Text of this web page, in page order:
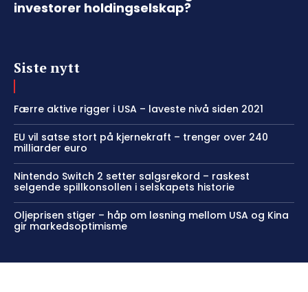
investorer holdingselskap?
Siste nytt
Færre aktive rigger i USA – laveste nivå siden 2021
EU vil satse stort på kjernekraft – trenger over 240
milliarder euro
Nintendo Switch 2 setter salgsrekord – raskest
selgende spillkonsollen i selskapets historie
Oljeprisen stiger – håp om løsning mellom USA og Kina
gir markedsoptimisme